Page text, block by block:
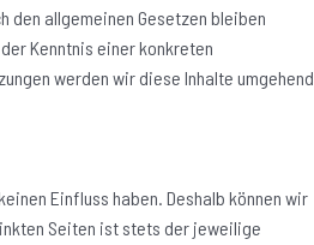
den allgemeinen Gesetzen bleiben
Kenntnis einer konkreten
werden wir diese Inhalte umgehend
Einfluss haben. Deshalb können wir
Seiten ist stets der jeweilige